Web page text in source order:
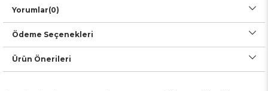
Yorumlar(0)
Ödeme Seçenekleri
Ürün Önerileri